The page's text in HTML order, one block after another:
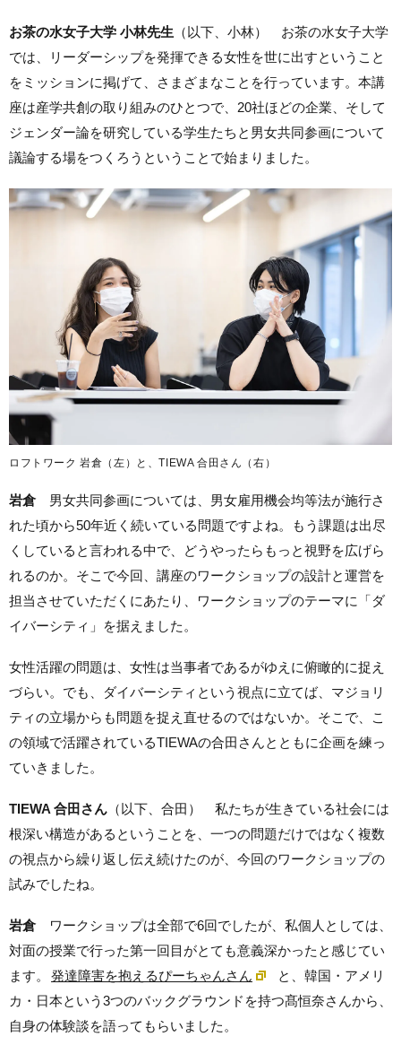
お茶の水女子大学 小林先生 （以下、小林） お茶の水女子大学
では、リーダーシップを発揮できる女性を世に出すということ
をミッションに掲げて、さまざまなことを行っています。本講
座は産学共創の取り組みのひとつで、20社ほどの企業、そして
ジェンダー論を研究している学生たちと男女共同参画について
議論する場をつくろうということで始まりました。
ロフトワーク 岩倉（左）と、TIEWA 合田さん（右）
岩倉男女共同参画については、男女雇用機会均等法が施行さ
れた頃から50年近く続いている問題ですよね。もう課題は出尽
くしていると言われる中で、どうやったらもっと視野を広げら
れるのか。そこで今回、講座のワークショップの設計と運営を
担当させていただくにあたり、ワークショップのテーマに「ダ
イバーシティ」を据えました。
女性活躍の問題は、女性は当事者であるがゆえに俯瞰的に捉え
づらい。でも、ダイバーシティという視点に立てば、マジョリ
ティの立場からも問題を捉え直せるのではないか。そこで、こ
の領域で活躍されているTIEWAの合田さんとともに企画を練っ
ていきました。
TIEWA 合田さん （以下、合田） 私たちが生きている社会には
根深い構造があるということを、一つの問題だけではなく複数
の視点から繰り返し伝え続けたのが、今回のワークショップの
試みでしたね。
岩倉ワークショップは全部で6回でしたが、私個人としては、
対面の授業で行った第一回目がとても意義深かったと感じてい
ます。
発達障害を抱えるぴーちゃんさん
と、韓国・アメリ
カ・日本という3つのバックグラウンドを持つ髙恒奈さんから、
自身の体験談を語ってもらいました。